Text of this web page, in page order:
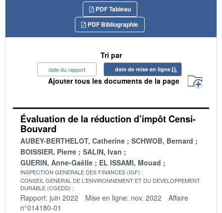
PDF Tableau
PDF Bibliographie
Tri par
date du rapport date de mise en ligne
Ajouter tous les documents de la page
Évaluation de la réduction d’impôt Censi-
Bouvard
AUBEY-BERTHELOT, Catherine
SCHWOB, Bernard
BOISSIER, Pierre
SALIN, Ivan
GUERIN, Anne-Gaëlle
EL ISSAMI, Mouad
INSPECTION GENERALE DES FINANCES (IGF)
CONSEIL GENERAL DE L'ENVIRONNEMENT ET DU DEVELOPPEMENT
DURABLE (CGEDD)
Rapport: juin 2022 Mise en ligne: nov. 2022
Affaire
n°014180-01